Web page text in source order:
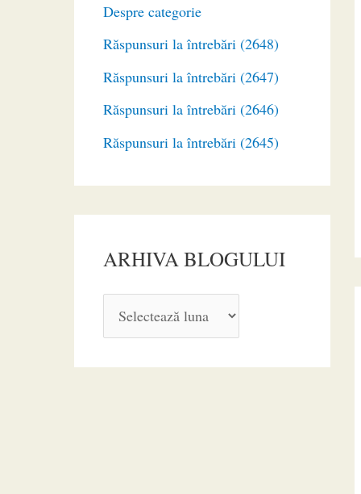
Despre categorie
Răspunsuri la întrebări (2648)
Răspunsuri la întrebări (2647)
Răspunsuri la întrebări (2646)
Răspunsuri la întrebări (2645)
ARHIVA BLOGULUI
R
H